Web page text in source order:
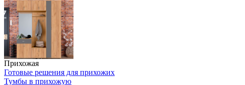
Прихожая
Готовые решения для прихожих
Тумбы в прихожую